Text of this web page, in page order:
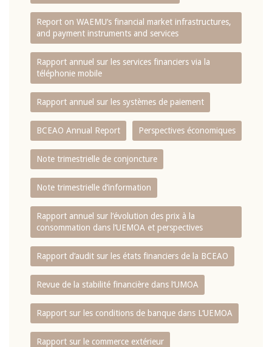
Report on WAEMU’s financial market infrastructures,
and payment instruments and services
Rapport annuel sur les services financiers via la
téléphonie mobile
Rapport annuel sur les systèmes de paiement
BCEAO Annual Report Perspectives économiques
Note trimestrielle de conjoncture
Note trimestrielle d‘information
Rapport annuel sur l‘évolution des prix à la
consommation dans l‘UEMOA et perspectives
Rapport d‘audit sur les états financiers de la BCEAO
Revue de la stabilité financière dans l‘UMOA
Rapport sur les conditions de banque dans L‘UEMOA
Rapport sur le commerce extérieur